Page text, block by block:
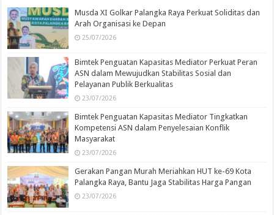
Musda XI Golkar Palangka Raya Perkuat Soliditas dan
Arah Organisasi ke Depan
25/07/2026
Bimtek Penguatan Kapasitas Mediator Perkuat Peran
ASN dalam Mewujudkan Stabilitas Sosial dan
Pelayanan Publik Berkualitas
23/07/2026
Bimtek Penguatan Kapasitas Mediator Tingkatkan
Kompetensi ASN dalam Penyelesaian Konflik
Masyarakat
23/07/2026
Gerakan Pangan Murah Meriahkan HUT ke-69 Kota
Palangka Raya, Bantu Jaga Stabilitas Harga Pangan
23/07/2026